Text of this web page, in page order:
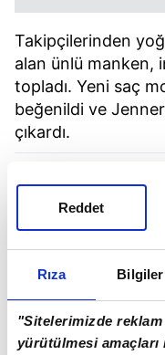
Rıza Bilgiler
"Sitelerimizde
yürütülmesi amaçları
Reddet
Takipçilerinden
alan ünlü manken,
topladı. Yeni saç
beğenildi ve
çıkardı.